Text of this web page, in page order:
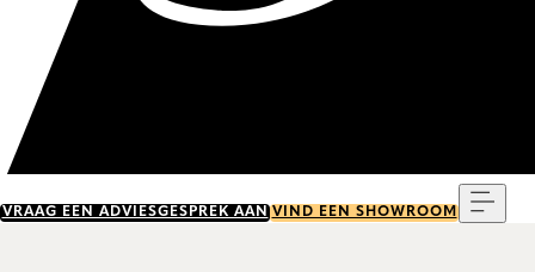
VRAAG EEN ADVIESGESPREK AAN VIND EEN SHOWROOM